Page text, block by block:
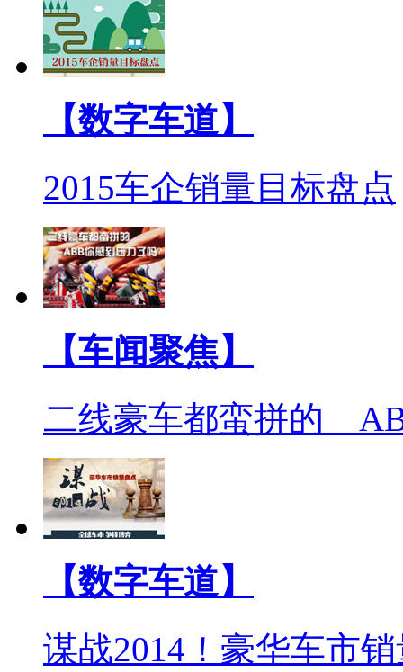
【数字车道】
2015车企销量目标盘点
【车闻聚焦】
二线豪车都蛮拼的
【数字车道】
谋战2014！豪华车市